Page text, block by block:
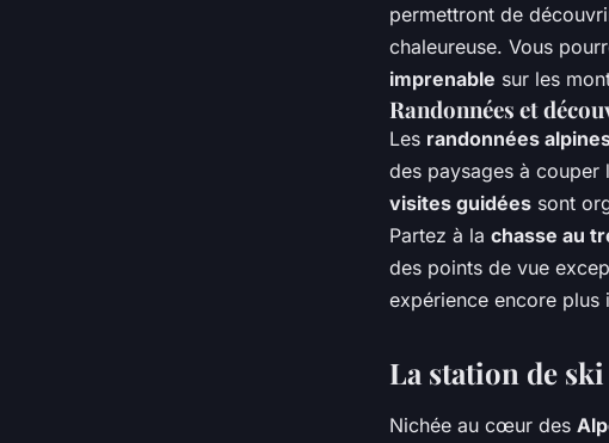
permettront de
chaleureuse. Vous
imprenable sur les
Randonnées et
Les randonnées
des paysages à couper
visites guidées sont
Partez à la chasse au
des points de vue
expérience encore plus
La station de
Nichée au cœur des